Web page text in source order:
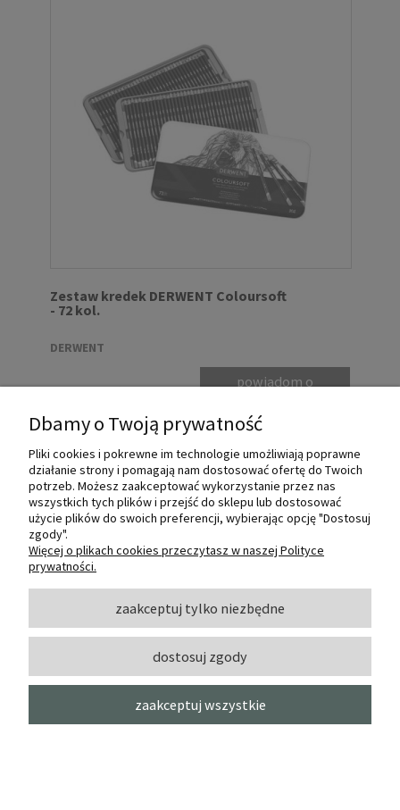
Zestaw kredek DERWENT Coloursoft
- 72 kol.
DERWENT
599,00 zł
powiadom o
Dbamy o Twoją prywatność
Pliki cookies i pokrewne im technologie umożliwiają poprawne
działanie strony i pomagają nam dostosować ofertę do Twoich
potrzeb. Możesz zaakceptować wykorzystanie przez nas
wszystkich tych plików i przejść do sklepu lub dostosować
użycie plików do swoich preferencji, wybierając opcję "Dostosuj
zgody".
Więcej o plikach cookies przeczytasz w naszej Polityce
prywatności.
zaakceptuj tylko niezbędne
dostosuj zgody
zaakceptuj wszystkie